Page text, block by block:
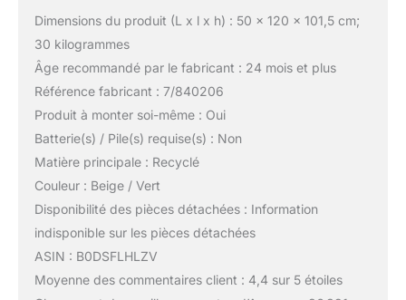
Dimensions du produit (L x l x h) : 50 x 120 x 101,5 cm;
30 kilogrammes
Âge recommandé par le fabricant : 24 mois et plus
Référence fabricant : 7/840206
Produit à monter soi-même : Oui
Batterie(s) / Pile(s) requise(s) : Non
Matière principale : Recyclé
Couleur : Beige / Vert
Disponibilité des pièces détachées : Information
indisponible sur les pièces détachées
ASIN : B0DSFLHLZV
Moyenne des commentaires client : 4,4 sur 5 étoiles